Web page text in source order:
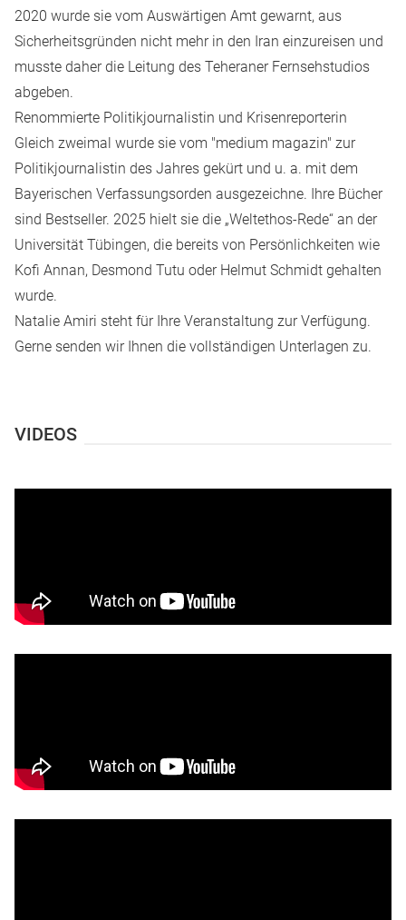
2020 wurde sie vom Auswärtigen Amt gewarnt, aus
Sicherheitsgründen nicht mehr in den Iran einzureisen und
musste daher die Leitung des Teheraner Fernsehstudios
abgeben.
Renommierte Politikjournalistin und Krisenreporterin
Gleich zweimal wurde sie vom "medium magazin" zur
Politikjournalistin des Jahres gekürt und u. a. mit dem
Bayerischen Verfassungsorden ausgezeichne. Ihre Bücher
sind Bestseller. 2025 hielt sie die „Weltethos-Rede“ an der
Universität Tübingen, die bereits von Persönlichkeiten wie
Kofi Annan, Desmond Tutu oder Helmut Schmidt gehalten
wurde.
Natalie Amiri steht für Ihre Veranstaltung zur Verfügung.
Gerne senden wir Ihnen die vollständigen Unterlagen zu.
VIDEOS